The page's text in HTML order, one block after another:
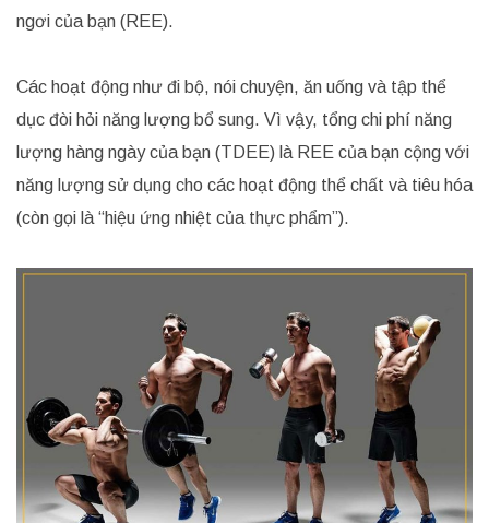
ngơi của bạn (REE).
Các hoạt động như đi bộ, nói chuyện, ăn uống và tập thể
dục đòi hỏi năng lượng bổ sung. Vì vậy, tổng chi phí năng
lượng hàng ngày của bạn (TDEE) là REE của bạn cộng với
năng lượng sử dụng cho các hoạt động thể chất và tiêu hóa
(còn gọi là “hiệu ứng nhiệt của thực phẩm”).